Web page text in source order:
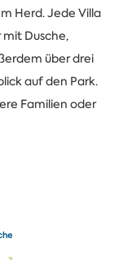
Herd. Jede Villa
Dusche,
über drei
auf den Park.
Familien oder